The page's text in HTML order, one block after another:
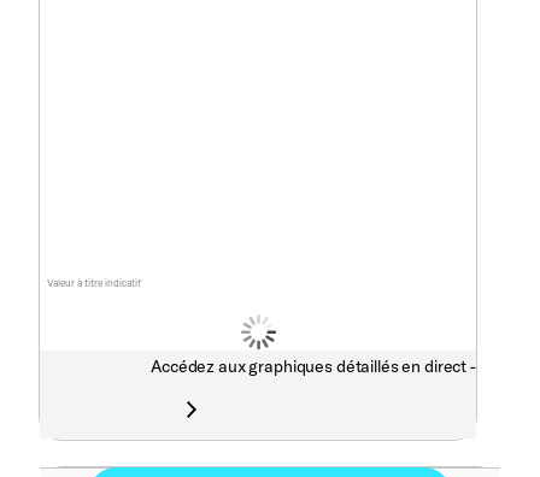
Valeur à titre indicatif
Accédez aux graphiques détaillés en direct -